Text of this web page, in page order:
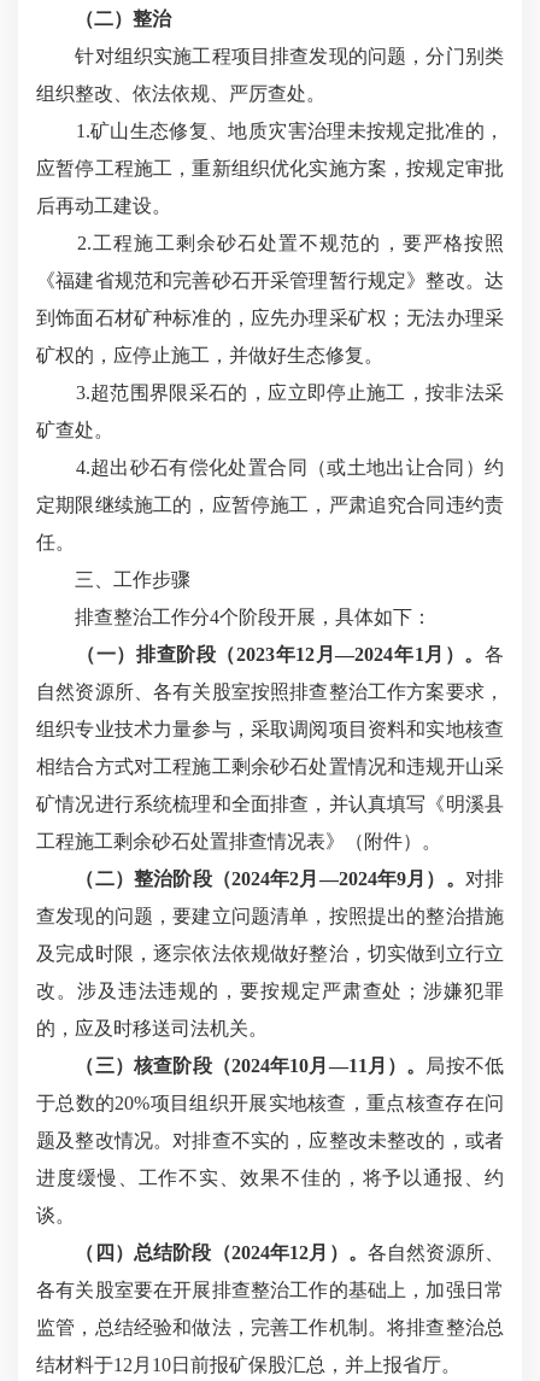
（二）整治
针对组织实施工程项目排查发现的问题，分门别类
组织整改、依法依规、严厉查处。
1.矿山生态修复、地质灾害治理未按规定批准的，
应暂停工程施工，重新组织优化实施方案，按规定审批
后再动工建设。
2.工程施工剩余砂石处置不规范的，要严格按照
《福建省规范和完善砂石开采管理暂行规定》整改。达
到饰面石材矿种标准的，应先办理采矿权；无法办理采
矿权的，应停止施工，并做好生态修复。
3.超范围界限采石的，应立即停止施工，按非法采
矿查处。
4.超出砂石有偿化处置合同（或土地出让合同）约
定期限继续施工的，应暂停施工，严肃追究合同违约责
任。
三、工作步骤
排查整治工作分4个阶段开展，具体如下：
（一）排查阶段（2023年12月—2024年1月）。各
自然资源所、各有关股室按照排查整治工作方案要求，
组织专业技术力量参与，采取调阅项目资料和实地核查
相结合方式对工程施工剩余砂石处置情况和违规开山采
矿情况进行系统梳理和全面排查，并认真填写《明溪县
工程施工剩余砂石处置排查情况表》（附件）。
（二）整治阶段（2024年2月—2024年9月）。 对排
查发现的问题，要建立问题清单，按照提出的整治措施
及完成时限，逐宗依法依规做好整治，切实做到立行立
改。涉及违法违规的，要按规定严肃查处；涉嫌犯罪
的，应及时移送司法机关。
（三）核查阶段（2024年10月—11月）。 局按不低
于总数的20%项目组织开展实地核查，重点核查存在问
题及整改情况。对排查不实的，应整改未整改的，或者
进度缓慢、工作不实、效果不佳的，将予以通报、约
谈。
（四）总结阶段（2024年12月）。 各自然资源所、
各有关股室要在开展排查整治工作的基础上，加强日常
监管，总结经验和做法，完善工作机制。将排查整治总
结材料于12月10日前报矿保股汇总，并上报省厅。